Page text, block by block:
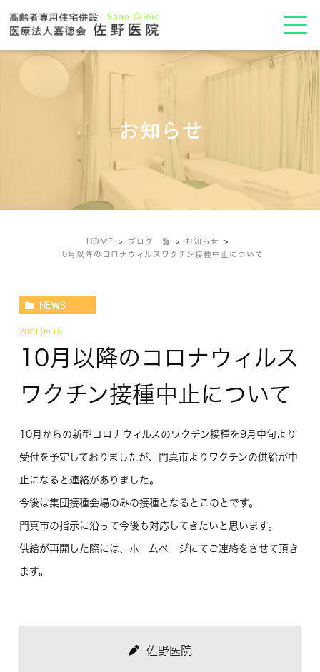
お知らせ
HOME ブログ一覧
お知らせ
10月以降のコロナウィルスワクチン接種中止について
NEWS
2021.09.15
10月以降のコロナウィルス
ワクチン接種中止について
10月からの新型コロナウィルスのワクチン接種を9月中旬より
受付を予定しておりましたが、門真市よりワクチンの供給が中
止になると連絡がありました。
今後は集団接種会場のみの接種となるとこのとです。
門真市の指示に沿って今後も対応してきたいと思います。
供給が再開した際には、ホームページにてご連絡をさせて頂き
ます。
佐野医院